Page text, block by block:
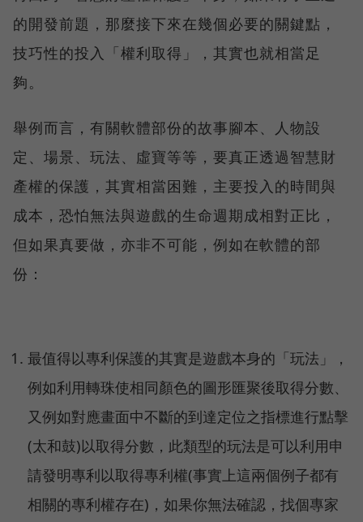
的開發前題，那麼接下來在幾個必要的關鍵點，
技巧性的投入「權利取得」，其實也就相當足
夠。
舉例而言，有關軟體部份的故事腳本、人物設
定、場景、玩法、虛寶等等，要真正透過智慧財
產權的保護，其實相當困難，主要投入的時間與
成本，恐怕無法與遊戲的生命週期成相對正比，
但如果真要做，亦非不可能，例如在軟體的部
份：
最值得以專利保護的其實是遊戲本身的「玩法」，
例如利用轉珠使相同顏色的圖形匯聚後取得分數、
又例如對應畫面中不斷的到達定位之指標進行點擊
(太和鼓)以取得分數，此類型的玩法是可以利用申
請發明專利以取得專利權(事實上這兩個例子都有
相關的專利權存在)，如果你無法確認，找個專家